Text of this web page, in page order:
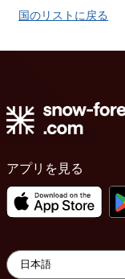
国のリストに戻る
アプリを見る